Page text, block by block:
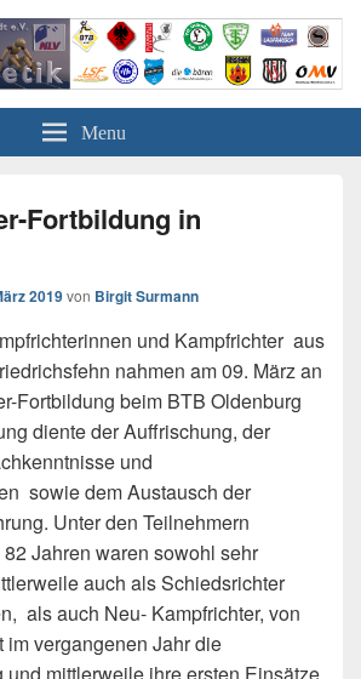
in Oldenburg
e.V.
Menu
Fortbildung in
2019von Birgit Surmann
und Kampfrichter aus
nahmen am 09. März an
Fortbildung beim BTB Oldenburg
diente der Auffrischung, der
und
sowie dem Austausch der
Unter den Teilnehmern
Jahren waren sowohl sehr
auch als Schiedsrichter
als auch Neu- Kampfrichter, von
im vergangenen Jahr die
mittlerweile ihre ersten Einsätze